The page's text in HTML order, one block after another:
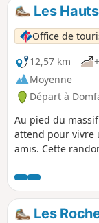
Les
Office de
12,57 km
Moyenne
Départ à
Au pied du
attend pour vivre
amis. Cette
Les